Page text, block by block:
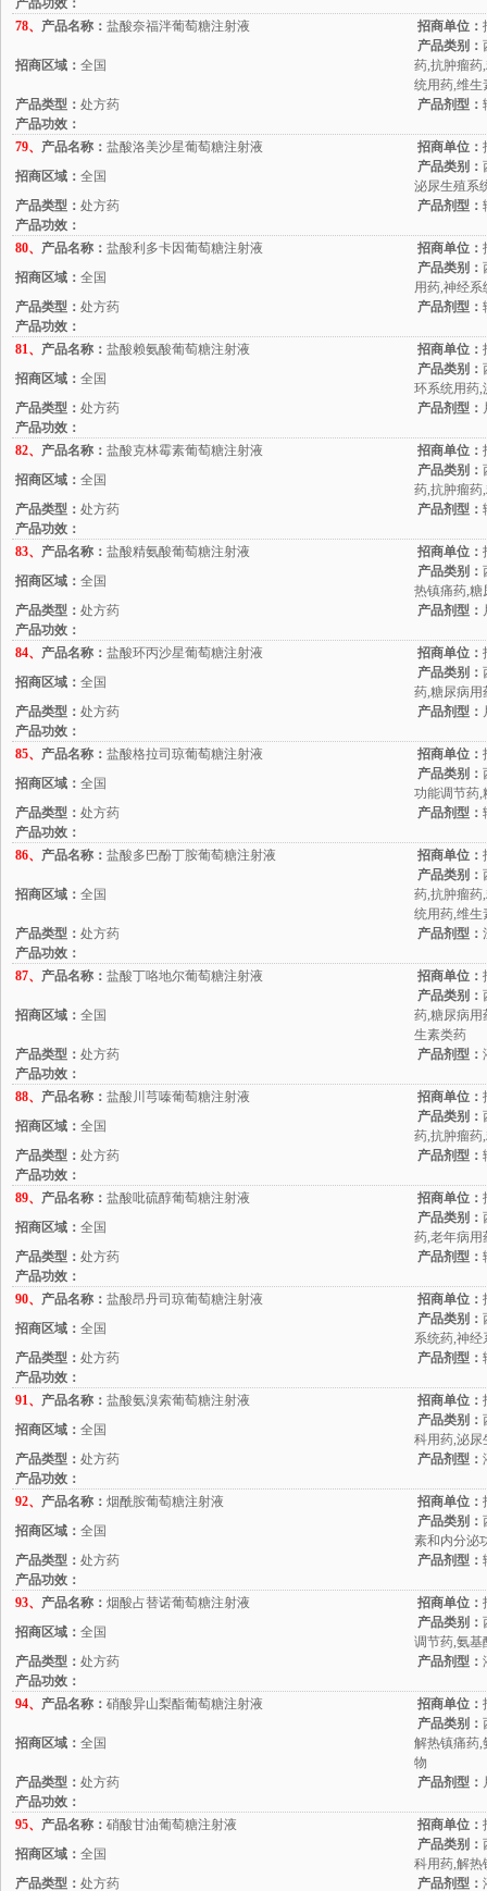
产品功效：
78、 产品名称： 盐酸奈福泮葡萄糖注射液 招商单位：
招商区域： 全国
产品类别：
药,抗肿瘤药
统用药,维生
产品类型： 处方药 产品剂型：
产品功效：
79、 产品名称： 盐酸洛美沙星葡萄糖注射液 招商单位：
招商区域： 全国
产品类别：
泌尿生殖系
产品类型： 处方药 产品剂型：
产品功效：
80、 产品名称： 盐酸利多卡因葡萄糖注射液 招商单位：
招商区域： 全国
产品类别：
用药,神经
产品类型： 处方药 产品剂型：
产品功效：
81、 产品名称： 盐酸赖氨酸葡萄糖注射液 招商单位：
招商区域： 全国
产品类别：
环系统用药,
产品类型： 处方药 产品剂型：
产品功效：
82、 产品名称： 盐酸克林霉素葡萄糖注射液 招商单位：
招商区域： 全国
产品类别：
药,抗肿瘤药
产品类型： 处方药 产品剂型：
产品功效：
83、 产品名称： 盐酸精氨酸葡萄糖注射液 招商单位：
招商区域： 全国
产品类别：
热镇痛药,糖
产品类型： 处方药 产品剂型：
产品功效：
84、 产品名称： 盐酸环丙沙星葡萄糖注射液 招商单位：
招商区域： 全国
产品类别：
药,糖尿病用
产品类型： 处方药 产品剂型：
产品功效：
85、 产品名称： 盐酸格拉司琼葡萄糖注射液 招商单位：
招商区域： 全国
产品类别：
功能调节药,
产品类型： 处方药 产品剂型：
产品功效：
86、 产品名称： 盐酸多巴酚丁胺葡萄糖注射液 招商单位：
招商区域： 全国
产品类别：
药,抗肿瘤药
统用药,维生
产品类型： 处方药 产品剂型：
产品功效：
87、 产品名称： 盐酸丁咯地尔葡萄糖注射液 招商单位：
招商区域： 全国
产品类别：
药,糖尿病用
生素类药
产品类型： 处方药 产品剂型：
产品功效：
88、 产品名称： 盐酸川芎嗪葡萄糖注射液 招商单位：
招商区域： 全国
产品类别：
药,抗肿瘤药
产品类型： 处方药 产品剂型：
产品功效：
89、 产品名称： 盐酸吡硫醇葡萄糖注射液 招商单位：
招商区域： 全国
产品类别：
药,老年病用
产品类型： 处方药 产品剂型：
产品功效：
90、 产品名称： 盐酸昂丹司琼葡萄糖注射液 招商单位：
招商区域： 全国
产品类别：
系统药,神
产品类型： 处方药 产品剂型：
产品功效：
91、 产品名称： 盐酸氨溴索葡萄糖注射液 招商单位：
招商区域： 全国
产品类别：
科用药,泌尿
产品类型： 处方药 产品剂型：
产品功效：
92、 产品名称： 烟酰胺葡萄糖注射液 招商单位：
招商区域： 全国
产品类别：
素和内分泌
产品类型： 处方药 产品剂型：
产品功效：
93、 产品名称： 烟酸占替诺葡萄糖注射液 招商单位：
招商区域： 全国
产品类别：
调节药,氨基
产品类型： 处方药 产品剂型：
产品功效：
94、 产品名称： 硝酸异山梨酯葡萄糖注射液 招商单位：
招商区域： 全国
产品类别：
解热镇痛药,
物
产品类型： 处方药 产品剂型：
产品功效：
95、 产品名称： 硝酸甘油葡萄糖注射液 招商单位：
招商区域： 全国
产品类别：
科用药,解热
产品类型： 处方药 产品剂型：